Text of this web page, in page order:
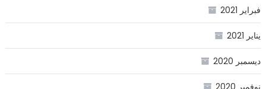
فبراير 2021
يناير 2021
ديسمبر 2020